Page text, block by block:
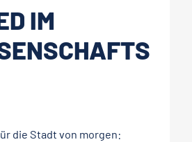
IM
die Stadt von morgen: